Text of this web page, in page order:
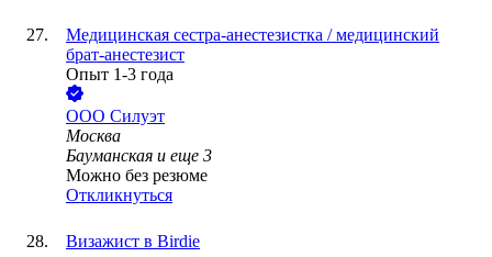
Медицинская сестра-анестезистка / медицинский
брат-анестезист
Опыт 1-3 года
ООО Силуэт
Москва
Бауманская и еще 3
Можно без резюме
Откликнуться
Визажист в Birdie